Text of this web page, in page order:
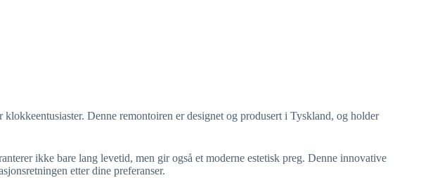
Denne remontoiren er designet og produsert i Tyskland, og holder
ikke bare lang levetid, men gir også et moderne estetisk preg. Denne innovative
etter dine preferanser.